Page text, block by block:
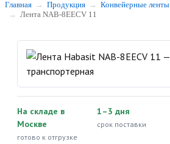
Главная Продукция Конвейерные ленты
Лента NAB-8EECV 11
На складе в
Москве
готово к отгрузке
1–3 дня
срок поставки